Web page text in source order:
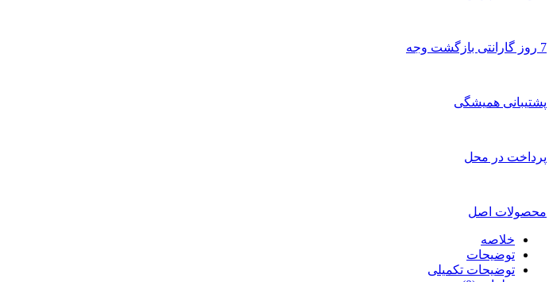
7 روز گارانتی بازگشت وجه
پشتیبانی همیشگی
پرداخت در محل
محصولات اصل
خلاصه
توضیحات
توضیحات تکمیلی